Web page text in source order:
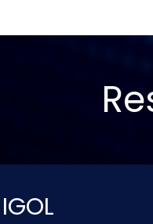
IGOL